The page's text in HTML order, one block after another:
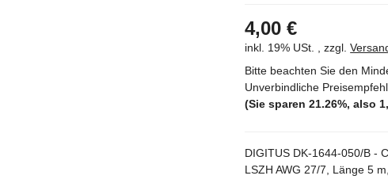
DIGITUS DK-1644-050/B -
LSZH AWG 27/7, Länge 5
4,00 €
inkl. 19% USt. , zzgl.
Bitte beachten Sie den
Unverbindliche
(Sie sparen21.26%, also